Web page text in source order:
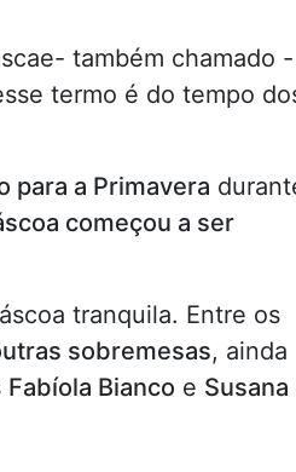
também chamado -
termo é do tempo
para a Primavera
começou a ser
tranquila. Entre os
sobremesas, ainda
Fabíola Bianco e Susana